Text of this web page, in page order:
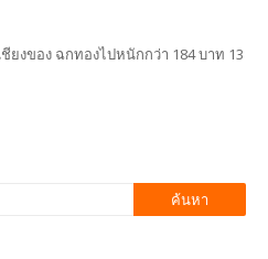
ยงของ ฉกทองไปหนักกว่า 184 บาท 13